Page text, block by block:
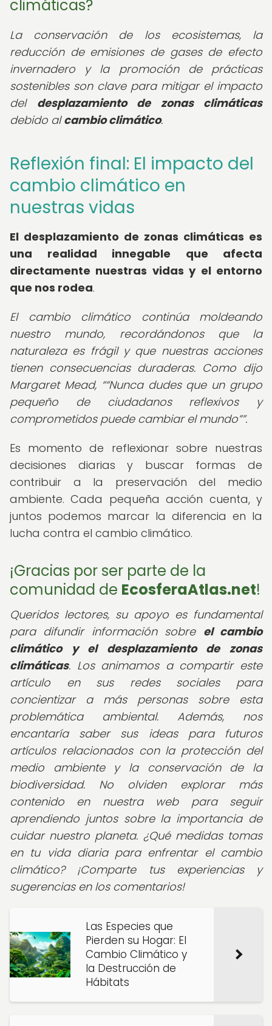
climáticas?
La conservación de los ecosistemas, la
reducción de emisiones de gases de efecto
invernadero y la promoción de prácticas
sostenibles son clave para mitigar el impacto
del desplazamiento de zonas climáticas
debido alcambio climático.
Reflexión final: El impacto del
cambio climático en
nuestras vidas
El desplazamiento de zonas climáticas es
una realidad innegable que afecta
directamente nuestras vidas y el entorno
que nos rodea.
El cambio climático continúa moldeando
nuestro mundo, recordándonos que la
naturaleza es frágil y que nuestras acciones
tienen consecuencias duraderas. Como dijo
Margaret Mead, “Nunca dudes que un grupo
pequeño de ciudadanos reflexivos y
comprometidos puede cambiar el mundo” .
Es momento de reflexionar sobre nuestras
decisiones diarias y buscar formas de
contribuir a la preservación del medio
ambiente. Cada pequeña acción cuenta, y
juntos podemos marcar la diferencia en la
lucha contra el cambio climático.
¡Gracias por ser parte de la
comunidad de EcosferaAtlas.net!
Queridos lectores, su apoyo es fundamental
para difundir información sobre el cambio
climático y el desplazamiento de zonas
climáticas. Los animamos a compartir este
artículo en sus redes sociales para
concientizar a más personas sobre esta
problemática ambiental. Además, nos
encantaría saber sus ideas para futuros
artículos relacionados con la protección del
medio ambiente y la conservación de la
biodiversidad. No olviden explorar más
contenido en nuestra web para seguir
aprendiendo juntos sobre la importancia de
cuidar nuestro planeta. ¿Qué medidas tomas
en tu vida diaria para enfrentar el cambio
climático? ¡Comparte tus experiencias y
sugerencias en los comentarios!
Las Especies que
Pierden su Hogar: El
Cambio Climático y
la Destrucción de
Hábitats